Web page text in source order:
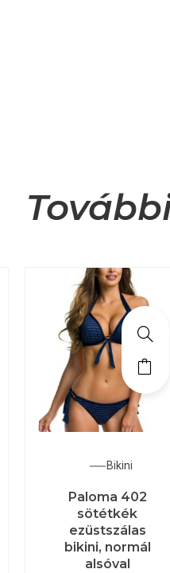
Bikini
Paloma 402
sötétkék
ezüstszálas
bikini, normál
alsóval